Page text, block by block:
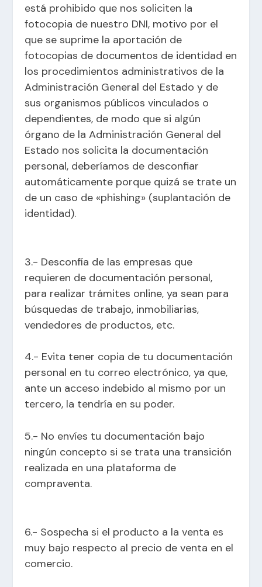
está prohibido que nos soliciten la
fotocopia de nuestro DNI, motivo por el
que se suprime la aportación de
fotocopias de documentos de identidad en
los procedimientos administrativos de la
Administración General del Estado y de
sus organismos públicos vinculados o
dependientes, de modo que si algún
órgano de la Administración General del
Estado nos solicita la documentación
personal, deberíamos de desconfiar
automáticamente porque quizá se trate un
de un caso de «phishing» (suplantación de
identidad).
3.- Desconfía de las empresas que
requieren de documentación personal,
para realizar trámites online, ya sean para
búsquedas de trabajo, inmobiliarias,
vendedores de productos, etc.
4.- Evita tener copia de tu documentación
personal en tu correo electrónico, ya que,
ante un acceso indebido al mismo por un
tercero, la tendría en su poder.
5.- No envíes tu documentación bajo
ningún concepto si se trata una transición
realizada en una plataforma de
compraventa.
6.- Sospecha si el producto a la venta es
muy bajo respecto al precio de venta en el
comercio.